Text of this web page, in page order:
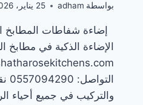
بواسطة adham 25 يناير، 2026
الإضاءة الذكية في مطابخ
والتركيب في جميع أحياء